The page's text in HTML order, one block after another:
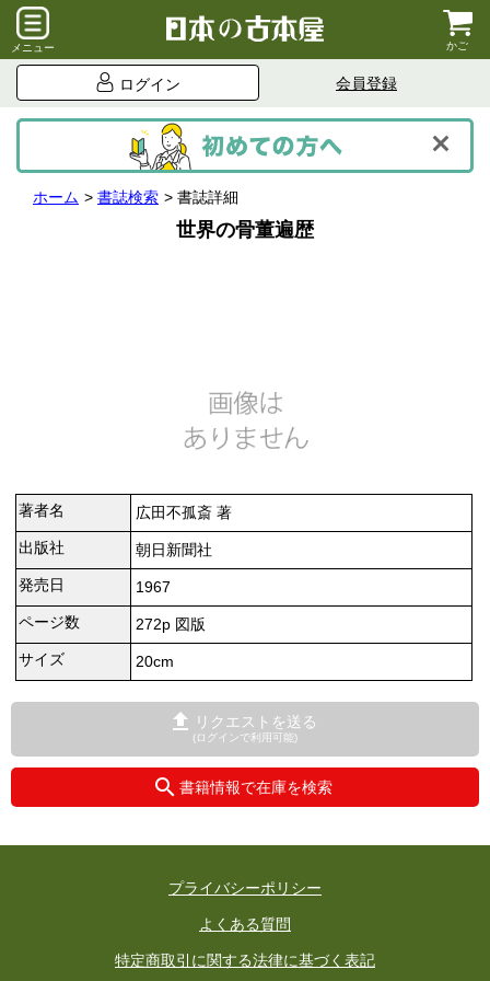
メニュー かご
ログイン 会員登録
ホーム 書誌検索 書誌詳細
世界の骨董遍歴
著者名
広田不孤斎 著
出版社
朝日新聞社
発売日
1967
ページ数
272p 図版
サイズ
20cm
リクエストを送る
(ログインで利用可能)
書籍情報で在庫を検索
プライバシーポリシー
よくある質問
特定商取引に関する法律に基づく表記